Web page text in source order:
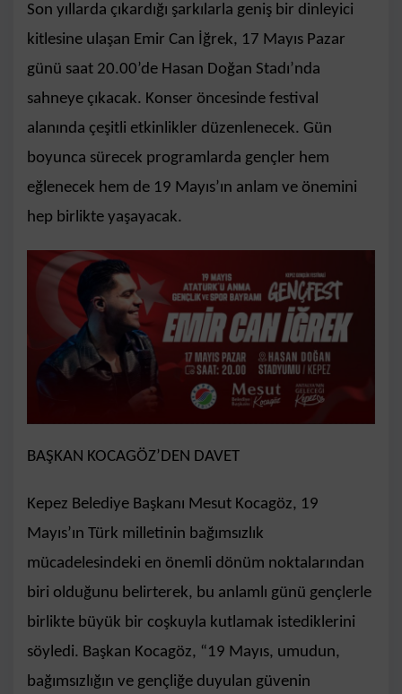
Son yıllarda çıkardığı şarkılarla geniş bir dinleyici
kitlesine ulaşan Emir Can İğrek, 17 Mayıs Pazar
günü saat 20.00’de Hasan Doğan Stadı’nda
sahneye çıkacak. Konser öncesinde festival
alanında çeşitli etkinlikler düzenlenecek. Gün
boyunca sürecek programlarda gençler hem
eğlenecek hem de 19 Mayıs’ın anlam ve önemini
hep birlikte yaşayacak.
BAŞKAN KOCAGÖZ’DEN DAVET
Kepez Belediye Başkanı Mesut Kocagöz, 19
Mayıs’ın Türk milletinin bağımsızlık
mücadelesindeki en önemli dönüm noktalarından
biri olduğunu belirterek, bu anlamlı günü gençlerle
birlikte büyük bir coşkuyla kutlamak istediklerini
söyledi. Başkan Kocagöz, “19 Mayıs, umudun,
bağımsızlığın ve gençliğe duyulan güvenin